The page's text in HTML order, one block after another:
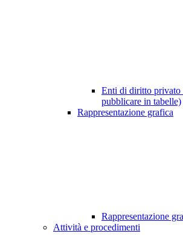
Enti di diritto privato
pubblicare in tabelle)
Rappresentazione grafica
Rappresentazione
Attività e procedimenti